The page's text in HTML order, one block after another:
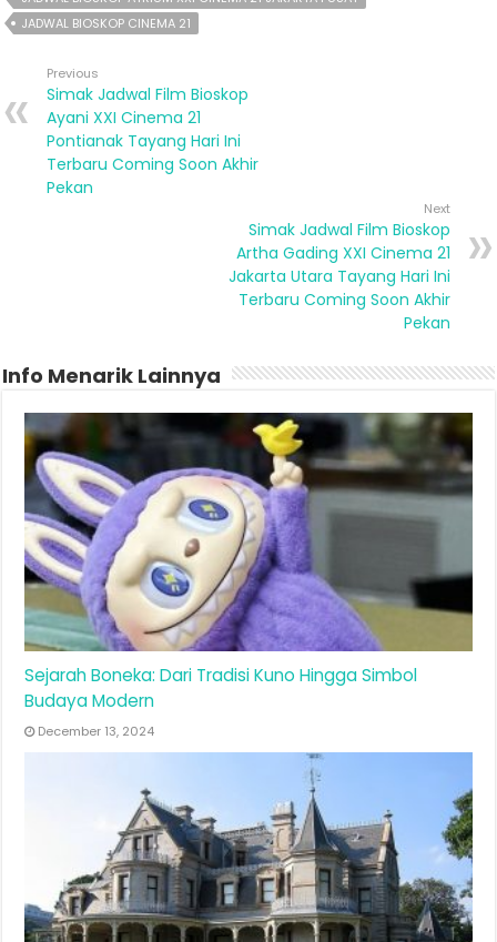
JADWAL BIOSKOP CINEMA 21
Previous
Simak Jadwal Film Bioskop
Ayani XXI Cinema 21
Pontianak Tayang Hari Ini
Terbaru Coming Soon Akhir
Pekan
Next
Simak Jadwal Film Bioskop
Artha Gading XXI Cinema 21
Jakarta Utara Tayang Hari Ini
Terbaru Coming Soon Akhir
Pekan
Info Menarik Lainnya
Sejarah Boneka: Dari Tradisi Kuno Hingga Simbol
Budaya Modern
December 13, 2024